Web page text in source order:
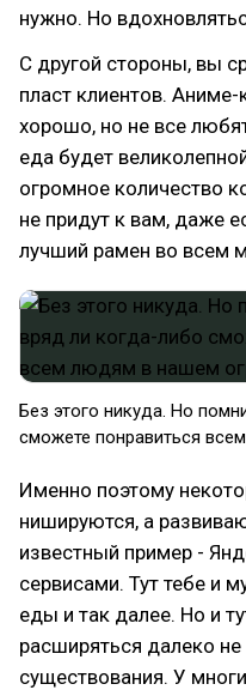
нужно. Но
С другой стороны, вы
пласт клиентов. Аниме-
хорошо, но не все
еда будет
огромное количество
не придут к вам, даже
лучший рамен во всем
Без этого никуда. Но
сможете понравиться
Именно поэтому
нишируются, а
известный пример -
сервисами. Тут тебе и
еды и так далее. Но и
расширяться далеко
существования. У